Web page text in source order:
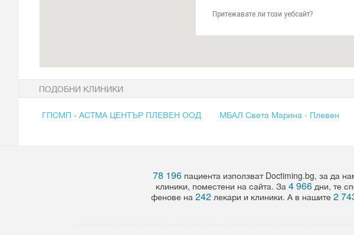
Притежавате ли този уебсайт?
ПОДОБНИ КЛИНИКИ
ГПСМП - АСТМА ЦЕНТЪР ПЛЕВЕН ООД МБАЛ Света Марина - Плевен
78 196 пациента използват Doctiming.bg, за да
клиники, поместени на сайта. За 4 966дни, те
фенове на 242лекари и клиники. А в нашите 2